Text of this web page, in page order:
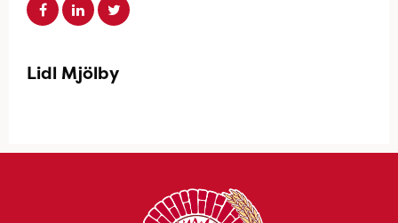
Lidl Mjölby